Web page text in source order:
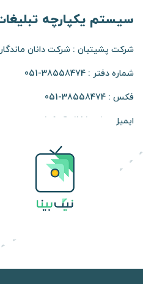
سیستم یکپارچه
شرکت پشیتبان : شرکت دانان
شماره دفتر : 38558474-051
فکس : 38558474-051
ایمیل : info@nikbina.ir